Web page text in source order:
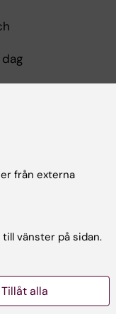
SIWI.
från externa
vänster på sidan.
Tillåt alla